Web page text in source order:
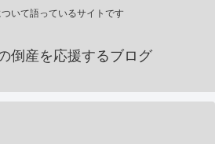
いて語っているサイトです
倒産を応援するブログ